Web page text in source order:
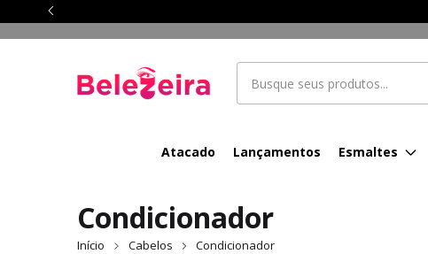
Atacado Lançamentos Esmaltes
Condicionador
Início Cabelos Condicionador